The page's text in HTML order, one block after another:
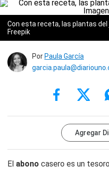
Con esta receta, las plantas
Freepik
Por Paula García
Agregar
El abono casero es un